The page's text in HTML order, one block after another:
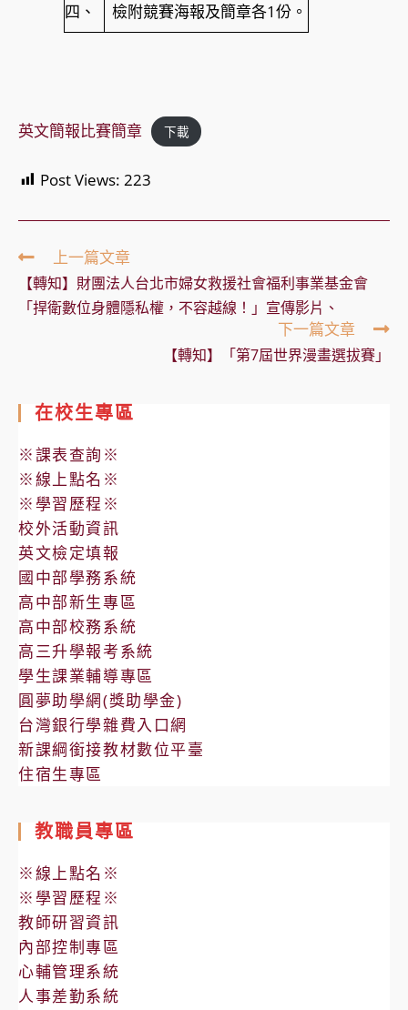
四、 檢附競賽海報及簡章各1份。
英文簡報比賽簡章 下載
Post Views: 223
Read
more
articles
上一篇文章
【轉知】財團法人台北市婦女救援社會福利事業基金會
「捍衛數位身體隱私權，不容越線！」宣傳影片、
下一篇文章
【轉知】「第7屆世界漫畫選拔賽」
在校生專區
※課表查詢※
※線上點名※
※學習歷程※
校外活動資訊
英文檢定填報
國中部學務系統
高中部新生專區
高中部校務系統
高三升學報考系統
學生課業輔導專區
圓夢助學網(獎助學金)
台灣銀行學雜費入口網
新課綱銜接教材數位平臺
住宿生專區
教職員專區
※線上點名※
※學習歷程※
教師研習資訊
內部控制專區
心輔管理系統
人事差勤系統